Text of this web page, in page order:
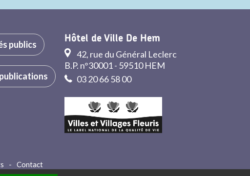
publics
Hôtel de Ville De Hem
42, rue du Général Leclerc
B.P. n°30001 - 59510 HEM
03 20 66 58 00
- Contact